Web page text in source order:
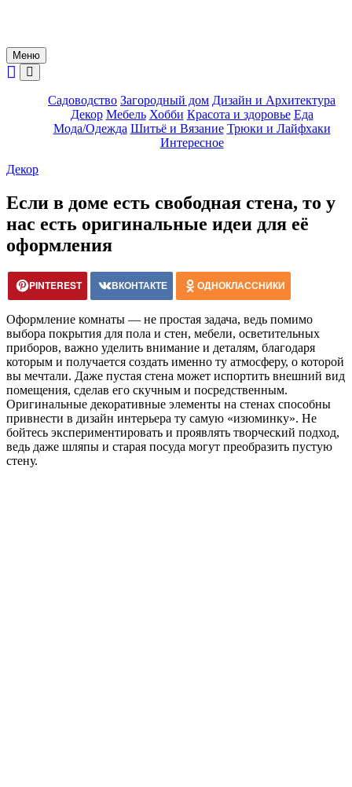
Меню
Садоводство Загородный дом Дизайн и Архитектура
Декор Мебель Хобби Красота и здоровье Еда
Мода/Одежда Шитьё и Вязание Трюки и Лайфхаки
Интересное
Декор
Если в доме есть свободная стена, то у
нас есть оригинальные идеи для её
оформления
PINTEREST ВКОНТАКТЕ ОДНОКЛАССНИКИ
Оформление комнаты — не простая задача, ведь помимо
выбора покрытия для пола и стен, мебели, осветительных
приборов, важно уделить внимание и деталям, благодаря
которым и получается создать именно ту атмосферу, о которой
вы мечтали. Даже пустая стена может испортить внешний вид
помещения, сделав его скучным и посредственным.
Оригинальные декоративные элементы на стенах способны
привнести в дизайн интерьера ту самую «изюминку». Не
бойтесь экспериментировать и проявлять творческий подход,
ведь даже шляпы и старая посуда могут преобразить пустую
стену.